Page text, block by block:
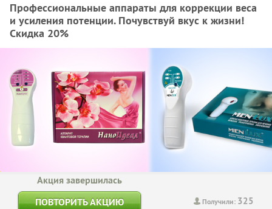
Профессиональные аппараты для коррекции веса
и усиления потенции. Почувствуй вкус к жизни!
Скидка 20%
Получили: 325
Акция завершилась
ПОВТОРИТЬ АКЦИЮ